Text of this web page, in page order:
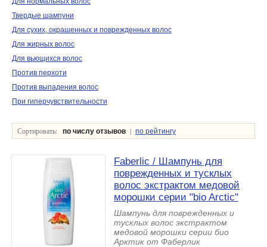
Твердые шампуни
Для сухих, окрашенных и поврежденных волос
Для жирных волос
Для вьющихся волос
Против перхоти
Против выпадения волос
При гиперчувствительности
Сортировать: по числу отзывов | по рейтингу
Faberlic / Шампунь для
поврежденных и тусклых
волос экстрактом медовой
морошки серии "bio Arctic"
Шампунь для поврежденных и
тусклых волос экстрактом
медовой морошки серии био
Арктик от Фаберлик